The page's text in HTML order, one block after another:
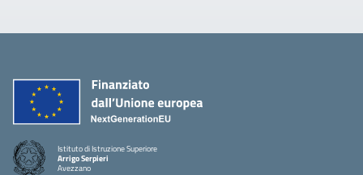
Istituto di Istruzione Superiore
Arrigo Serpieri
Avezzano